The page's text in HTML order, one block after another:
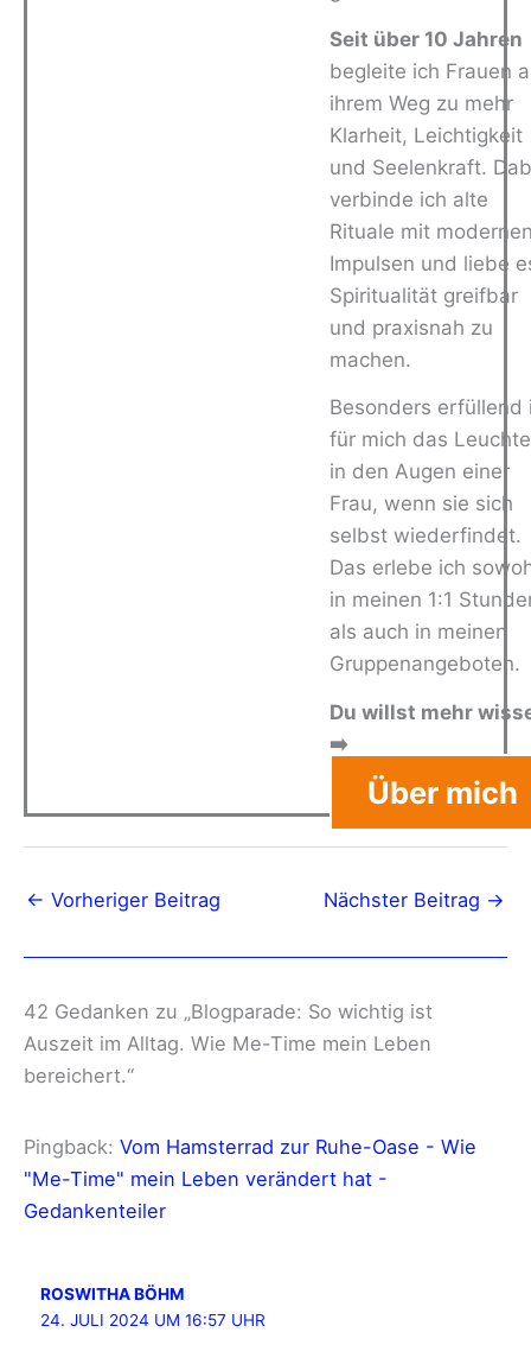
Seit über 10 Jahren
begleite ich Frauen
ihrem Weg zu mehr
Klarheit, Leichtigkeit
und Seelenkraft.
verbinde ich alte
Rituale mit
Impulsen und liebe
Spiritualität greifbar
und praxisnah zu
machen.
Besonders erfüllend
für mich das
in den Augen einer
Frau, wenn sie sich
selbst wiederfindet.
Das erlebe ich
in meinen 1:1
als auch in meinen
Gruppenangeboten.
Du willst mehr
➡️
Über mich
← Vorheriger Beitrag Nächster Beitrag →
42 Gedanken zu „Blogparade: So wichtig ist
Auszeit im Alltag. Wie Me-Time mein Leben
bereichert.“
Pingback: Vom Hamsterrad zur Ruhe-Oase - Wie
"Me-Time" mein Leben verändert hat -
Gedankenteiler
ROSWITHA BÖHM
24. JULI 2024 UM 16:57 UHR